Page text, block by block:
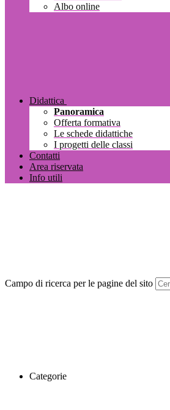
Albo online
Didattica
Panoramica
Offerta formativa
Le schede didattiche
I progetti delle classi
Contatti
Area riservata
Info utili
Campo di ricerca per le pagine del sito
Categorie